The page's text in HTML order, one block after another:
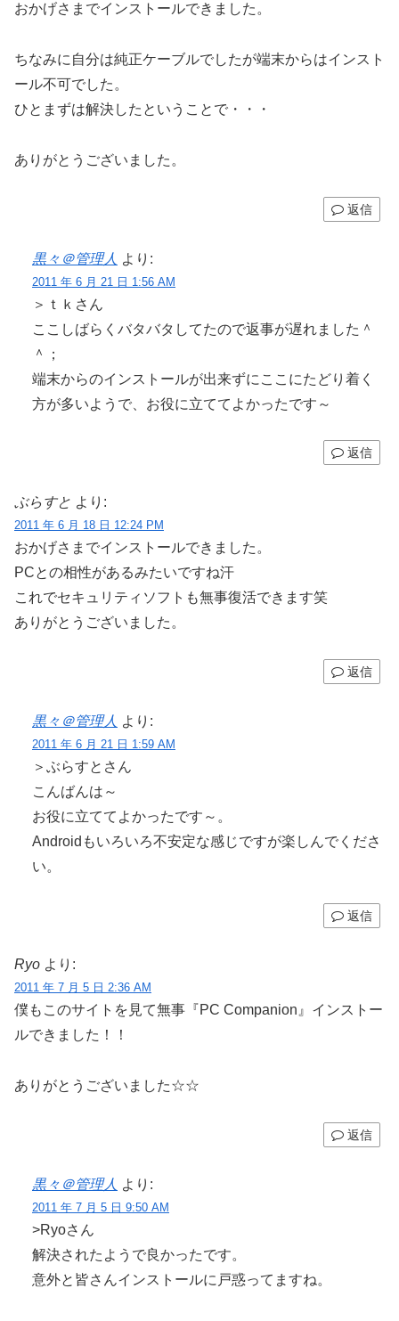
おかげさまでインストールできました。
ちなみに自分は純正ケーブルでしたが端末からはインスト
ール不可でした。
ひとまずは解決したということで・・・
ありがとうございました。
返信
黒々＠管理人 より:
2011 年 6 月 21 日 1:56 AM
＞ｔｋさん
ここしばらくバタバタしてたので返事が遅れました＾
＾；
端末からのインストールが出来ずにここにたどり着く
方が多いようで、お役に立ててよかったです～
返信
ぶらすと より:
2011 年 6 月 18 日 12:24 PM
おかげさまでインストールできました。
PCとの相性があるみたいですね汗
これでセキュリティソフトも無事復活できます笑
ありがとうございました。
返信
黒々＠管理人 より:
2011 年 6 月 21 日 1:59 AM
＞ぶらすとさん
こんばんは～
お役に立ててよかったです～。
Androidもいろいろ不安定な感じですが楽しんでくださ
い。
返信
Ryo より:
2011 年 7 月 5 日 2:36 AM
僕もこのサイトを見て無事『PC Companion』インストー
ルできました！！
ありがとうございました☆☆
返信
黒々＠管理人 より:
2011 年 7 月 5 日 9:50 AM
>Ryoさん
解決されたようで良かったです。
意外と皆さんインストールに戸惑ってますね。